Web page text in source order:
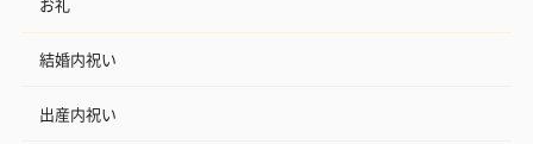
お礼
結婚内祝い
出産内祝い